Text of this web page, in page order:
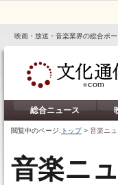
映画・放送・音楽業界の総合ポー
総合ニュース
閲覧中のページ: トップ> 音楽ニ
音楽ニ